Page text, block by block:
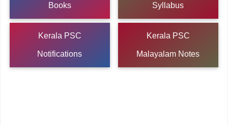
Books Syllabus
Kerala PSC
Notifications
Kerala PSC
Malayalam Notes